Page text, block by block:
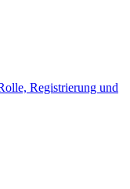
Registrierung und